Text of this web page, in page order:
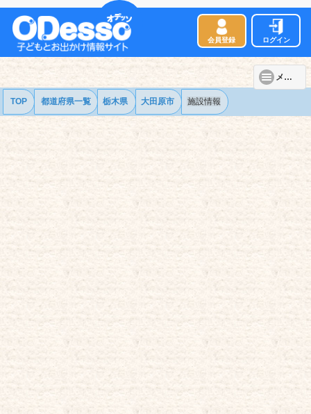
会員登録 ログイン
メニュー
TOP 都道府県一覧 栃木県 大田原市 施設情報